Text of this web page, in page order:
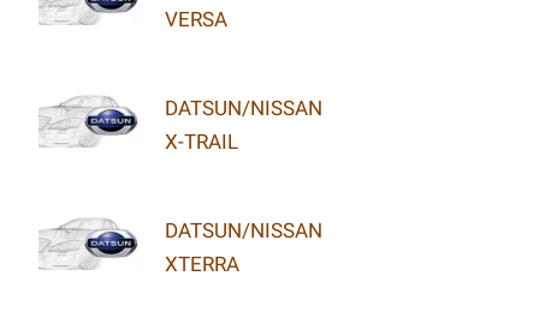
VERSA
DATSUN/NISSAN
X-TRAIL
DATSUN/NISSAN
XTERRA